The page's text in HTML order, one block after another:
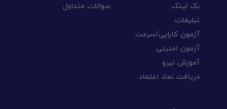
بک لینک
تبلیغات
آزمون کارایی/سرعت
آزمون امنیتی
آموزش نیرو
دریافت نماد اعتماد
سوالات متداول